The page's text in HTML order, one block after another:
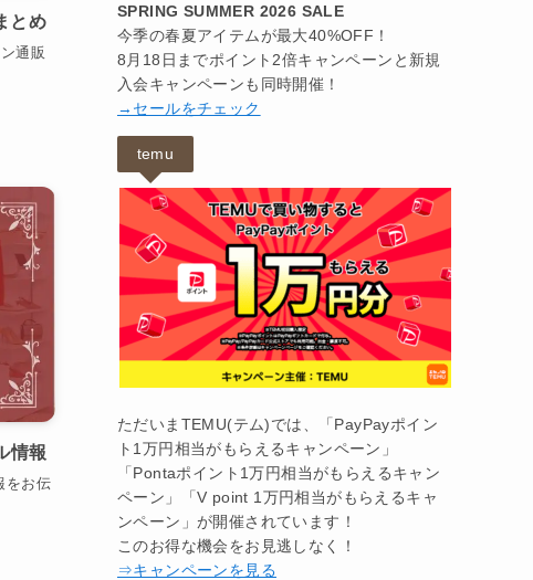
とめ
通販
情報
をお伝
SPRING SUMMER 2026 SALE
今季の春夏アイテムが最大40%OFF！
8月18日までポイント2倍キャンペーンと新規
入会キャンペーンも同時開催！
→セールをチェック
temu
ただいまTEMU(テム)では、「PayPayポイン
ト1万円相当がもらえるキャンペーン」
「Pontaポイント1万円相当がもらえるキャン
ペーン」「V point 1万円相当がもらえるキャ
ンペーン」が開催されています！
このお得な機会をお見逃しなく！
⇒キャンペーンを見る